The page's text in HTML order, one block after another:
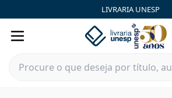
LIVRARIA UNESP